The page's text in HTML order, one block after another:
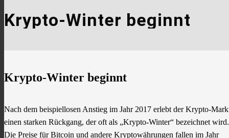
Krypto-Winter beginnt
Krypto-Winter beginnt
Nach dem beispiellosen Anstieg im Jahr 2017 erlebt der Krypto-
einen starken Rückgang, der oft als „Krypto-Winter“ bezeichnet wird.
Die Preise für Bitcoin und andere Kryptowährungen fallen im Jahr